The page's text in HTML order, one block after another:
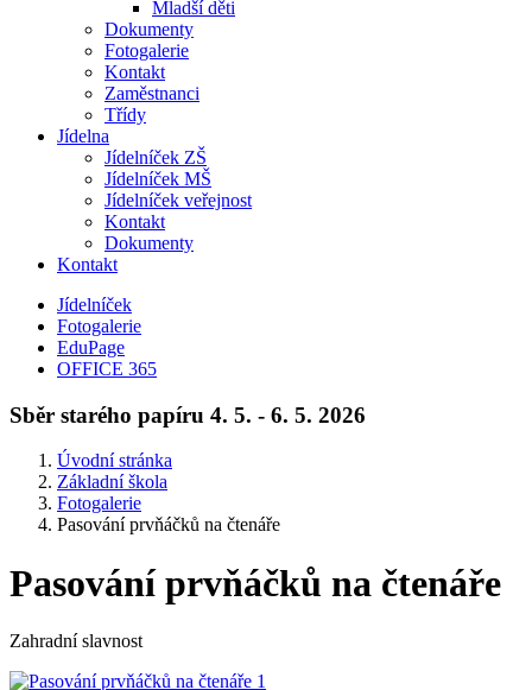
Mladší děti
Dokumenty
Fotogalerie
Kontakt
Zaměstnanci
Třídy
Jídelna
Jídelníček ZŠ
Jídelníček MŠ
Jídelníček veřejnost
Kontakt
Dokumenty
Kontakt
Jídelníček
Fotogalerie
EduPage
OFFICE 365
Sběr starého papíru 4. 5. - 6. 5. 2026
Úvodní stránka
Základní škola
Fotogalerie
Pasování prvňáčků na čtenáře
Pasování prvňáčků na čtenáře
Zahradní slavnost